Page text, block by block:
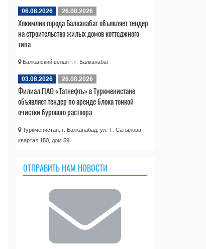
06.08.2026 26.08.2026
Хякимлик города Балканабат объявляет тендер
на строительство жилых домов коттеджного
типа
Балканский велаят, г. Балканабат
03.08.2026 28.08.2026
Филиал ПАО «Татнефть» в Туркменистане
объявляет тендер по аренде блока тонкой
очистки бурового раствора
Туркменистан, г. Балканабад, ул. Т. Сатылова,
квартал 150, дом 59
ОТПРАВИТЬ НАМ НОВОСТИ